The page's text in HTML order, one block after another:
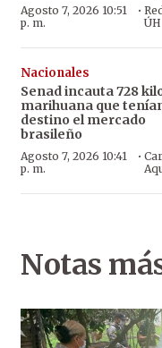
Agosto 7, 2026 10:51
p. m.
·
ÚH
Nacionales
Senad incauta 728
marihuana que
destino el mercado
brasileño
Agosto 7, 2026 10:41
p. m.
·
Notas